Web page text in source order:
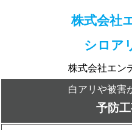
株式会社
シロア
株式会社エン
白アリや被害
予防